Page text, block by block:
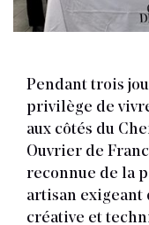
Pendant trois
privilège de
aux côtés du
Ouvrier de
reconnue de la
artisan exigeant
créative et